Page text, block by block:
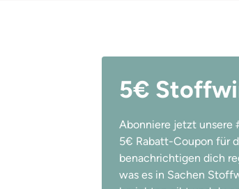
5€
Abonniere jetzt unsere
5€ Rabatt-Coupon für
benachrichtigen dich
was es in Sachen